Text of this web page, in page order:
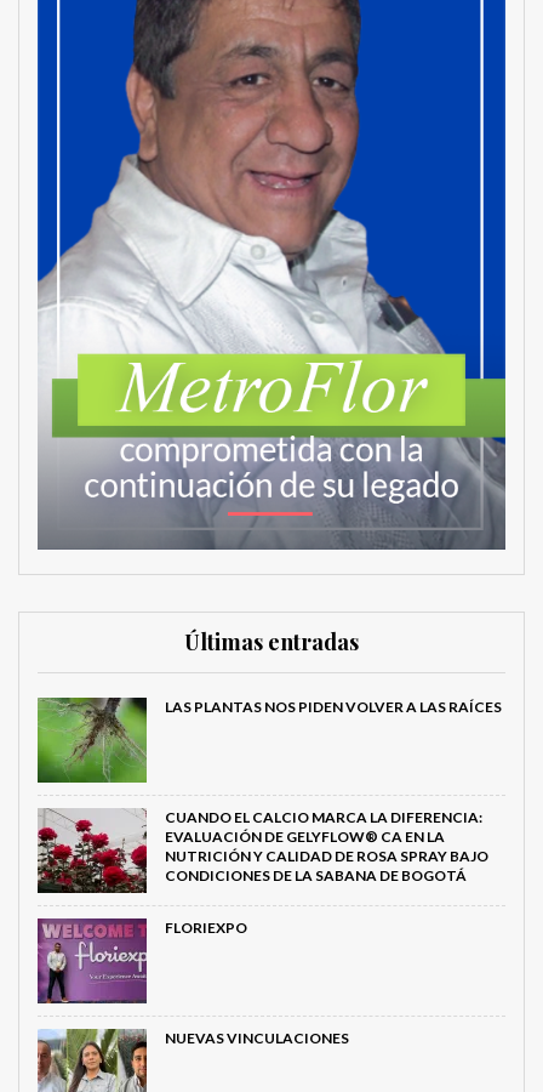
Últimas entradas
LAS PLANTAS NOS PIDEN VOLVER A LAS RAÍCES
CUANDO EL CALCIO MARCA LA DIFERENCIA:
EVALUACIÓN DE GELYFLOW® CA EN LA
NUTRICIÓN Y CALIDAD DE ROSA SPRAY BAJO
CONDICIONES DE LA SABANA DE BOGOTÁ
FLORIEXPO
NUEVAS VINCULACIONES